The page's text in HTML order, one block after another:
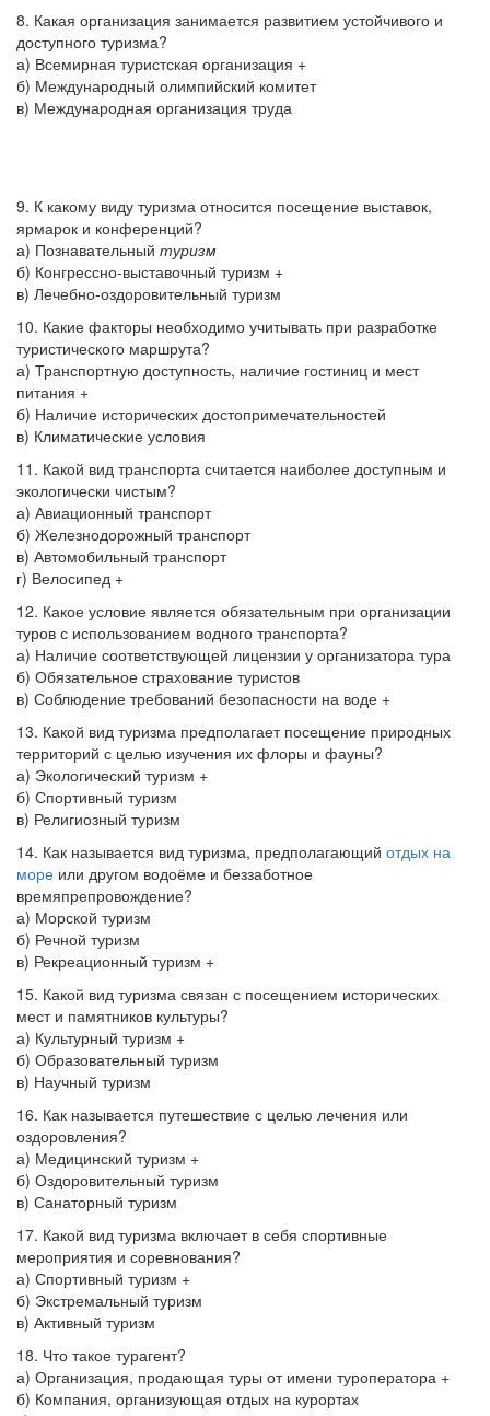
8. Какая организация занимается развитием устойчивого и
доступного туризма?
а) Всемирная туристская организация +
б) Международный олимпийский комитет
в) Международная организация труда
9. К какому виду туризма относится посещение выставок,
ярмарок и конференций?
а) Познавательный туризм
б) Конгрессно-выставочный туризм +
в) Лечебно-оздоровительный туризм
10. Какие факторы необходимо учитывать при разработке
туристического маршрута?
а) Транспортную доступность, наличие гостиниц и мест
питания +
б) Наличие исторических достопримечательностей
в) Климатические условия
11. Какой вид транспорта считается наиболее доступным и
экологически чистым?
а) Авиационный транспорт
б) Железнодорожный транспорт
в) Автомобильный транспорт
г) Велосипед +
12. Какое условие является обязательным при организации
туров с использованием водного транспорта?
а) Наличие соответствующей лицензии у организатора тура
б) Обязательное страхование туристов
в) Соблюдение требований безопасности на воде +
13. Какой вид туризма предполагает посещение природных
территорий с целью изучения их флоры и фауны?
а) Экологический туризм +
б) Спортивный туризм
в) Религиозный туризм
14. Как называется вид туризма, предполагающий отдых на
море или другом водоёме и беззаботное
времяпрепровождение?
а) Морской туризм
б) Речной туризм
в) Рекреационный туризм +
15. Какой вид туризма связан с посещением исторических
мест и памятников культуры?
а) Культурный туризм +
б) Образовательный туризм
в) Научный туризм
16. Как называется путешествие с целью лечения или
оздоровления?
а) Медицинский туризм +
б) Оздоровительный туризм
в) Санаторный туризм
17. Какой вид туризма включает в себя спортивные
мероприятия и соревнования?
а) Спортивный туризм +
б) Экстремальный туризм
в) Активный туризм
18. Что такое турагент?
а) Организация, продающая туры от имени туроператора +
б) Компания, организующая отдых на курортах